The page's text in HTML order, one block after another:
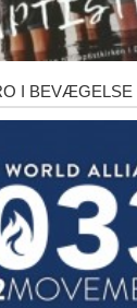
I BEVÆGELSE